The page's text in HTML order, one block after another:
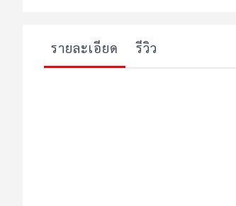
ส่วน
เริ่ม
รายละเอียด รีวิว